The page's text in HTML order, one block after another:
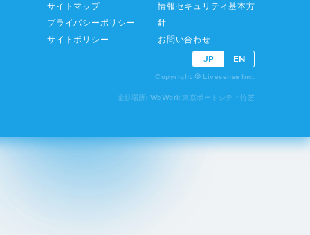
サイトマップ
プライバシーポリシー
サイトポリシー
情報セキュリティ基本方
針
お問い合わせ
JP EN
Copyright © Livesense Inc.
撮影場所: WeWork 東京ポートシティ竹芝